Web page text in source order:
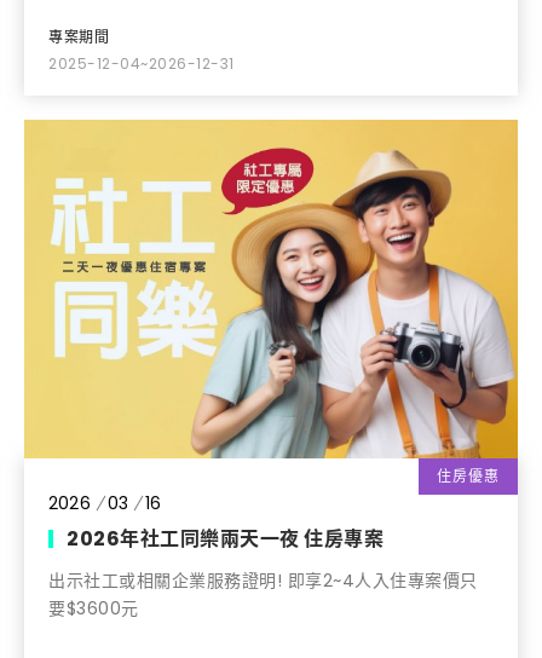
專案期間
2025-12-04~2026-12-31
2026 03 16
住房優惠
2026年社工同樂兩天一夜 住房專案
出示社工或相關企業服務證明! 即享2~4人入住專案價只
要$3600元